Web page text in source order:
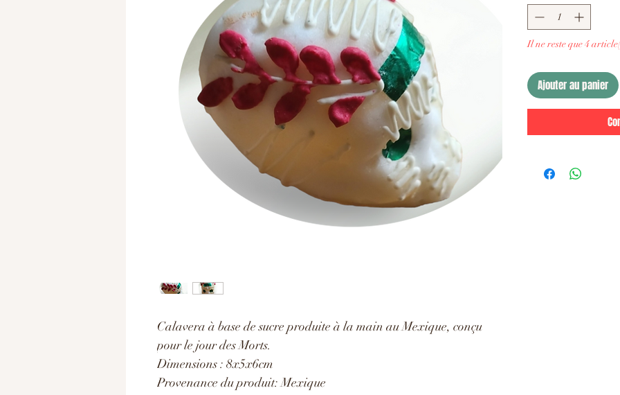
Calavera à base de sucre produite à la main au Mexique, conçu
pour le jour des Morts.
Dimensions : 8x5x6cm
Provenance du produit: Mexique
Il ne reste que 4
Ajouter au panier